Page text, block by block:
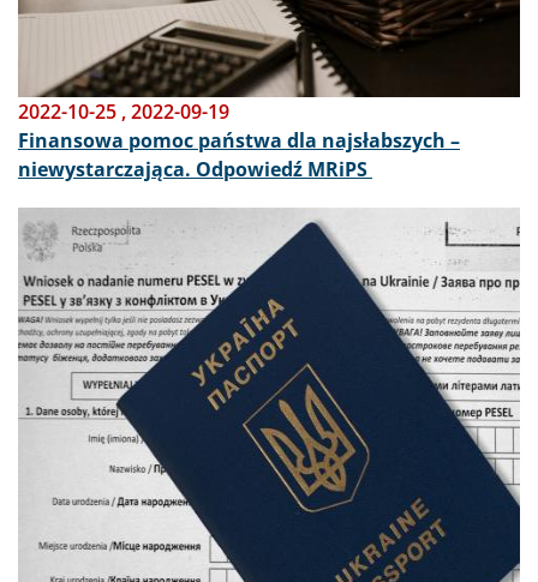
2022-10-25 ,2022-09-19
Finansowa pomoc państwa dla najsłabszych –
niewystarczająca. Odpowiedź MRiPS
Obraz